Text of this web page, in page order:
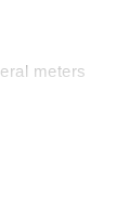
meters
eginkizuna.